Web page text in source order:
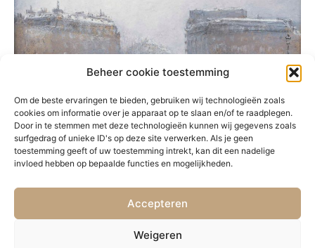
Beheer cookie toestemming
Om de beste ervaringen te bieden, gebruiken wij technologieën zoals
cookies om informatie over je apparaat op te slaan en/of te raadplegen.
Door in te stemmen met deze technologieën kunnen wij gegevens zoals
surfgedrag of unieke ID's op deze site verwerken. Als je geen
toestemming geeft of uw toestemming intrekt, kan dit een nadelige
invloed hebben op bepaalde functies en mogelijkheden.
Accepteren
Weigeren
PRÉCÉDENT SUIVANT